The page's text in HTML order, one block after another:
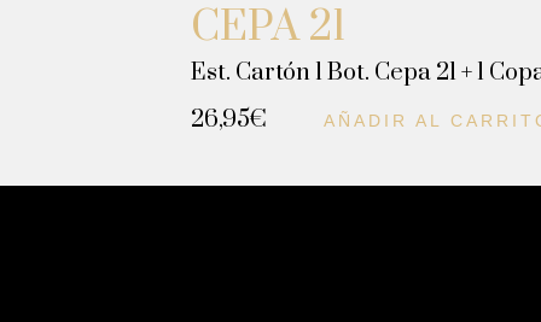
CEPA 21
Est. Cartón 1 Bot. Cepa 21 + 1
26,95€ AÑADIR AL